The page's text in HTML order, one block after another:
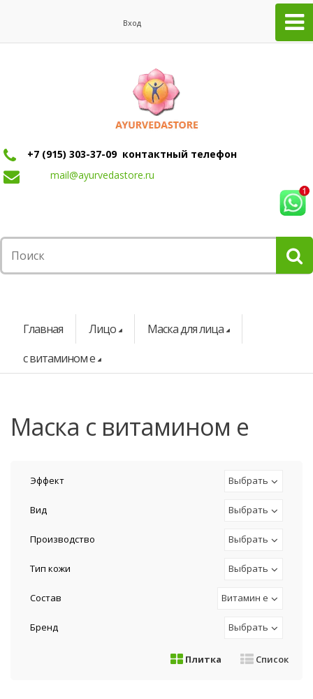
Вход
+7 (915) 303-37-09 контактный телефон
mail@ayurvedastore.ru
Главная Лицо
Маска для лица
с витамином е
маска с витамином е
Эффект Выбрать
Вид Выбрать
Производство Выбрать
Тип кожи Выбрать
Состав Витамин е
Бренд Выбрать
Плитка Список